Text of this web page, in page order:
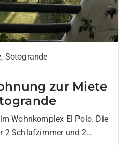
Sotogrande
zur Miete
Wohnkomplex El Polo. Die
2 Schlafzimmer und 2